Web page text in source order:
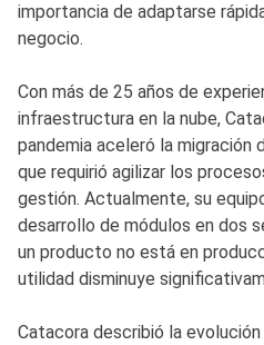
importancia de adaptarse
negocio.
Con más de 25 años de
infraestructura en la nube,
pandemia aceleró la migración
que requirió agilizar los
gestión. Actualmente, su
desarrollo de módulos en dos
un producto no está en
utilidad disminuye
Catacora describió la